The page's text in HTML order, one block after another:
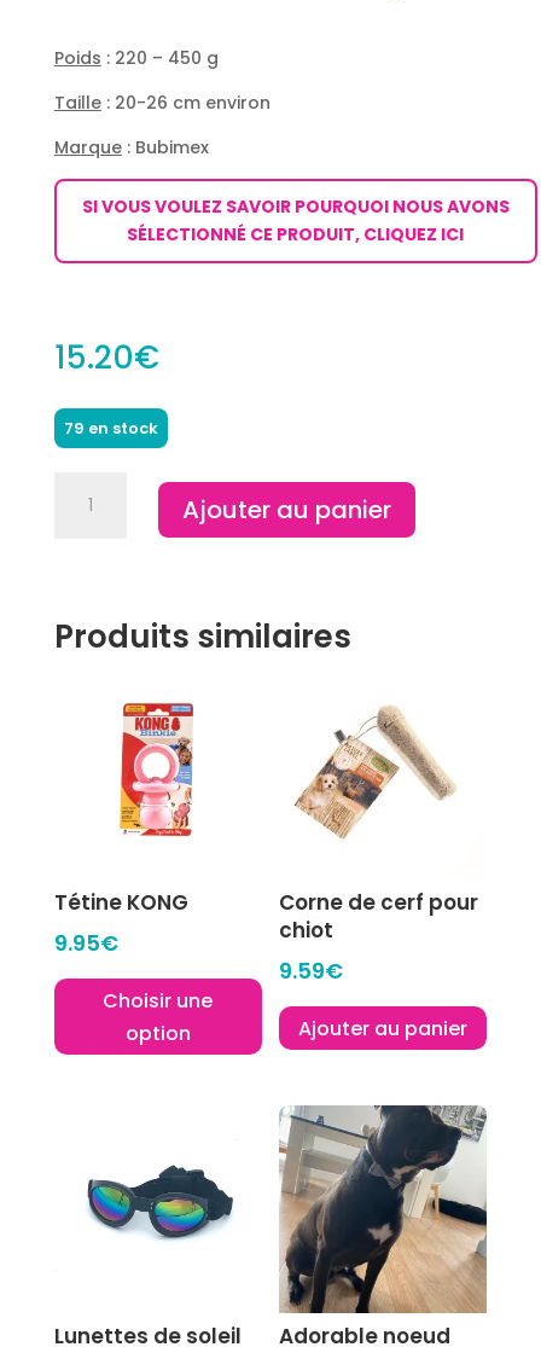
Poids : 220 – 450 g
Taille: 20-26 cm environ
Marque: Bubimex
SI VOUS VOULEZ SAVOIR POURQUOI NOUS AVONS
SÉLECTIONNÉ CE PRODUIT, CLIQUEZ ICI
15.20€
79 en stock
450
g)
Ajouter au panier
Produits similaires
Tétine KONG
9.95€
Choisir une
option
variations.
Corne de cerf pour
chiot
9.59€
Ajouter au panier
Lunettes de soleil
Adorable noeud